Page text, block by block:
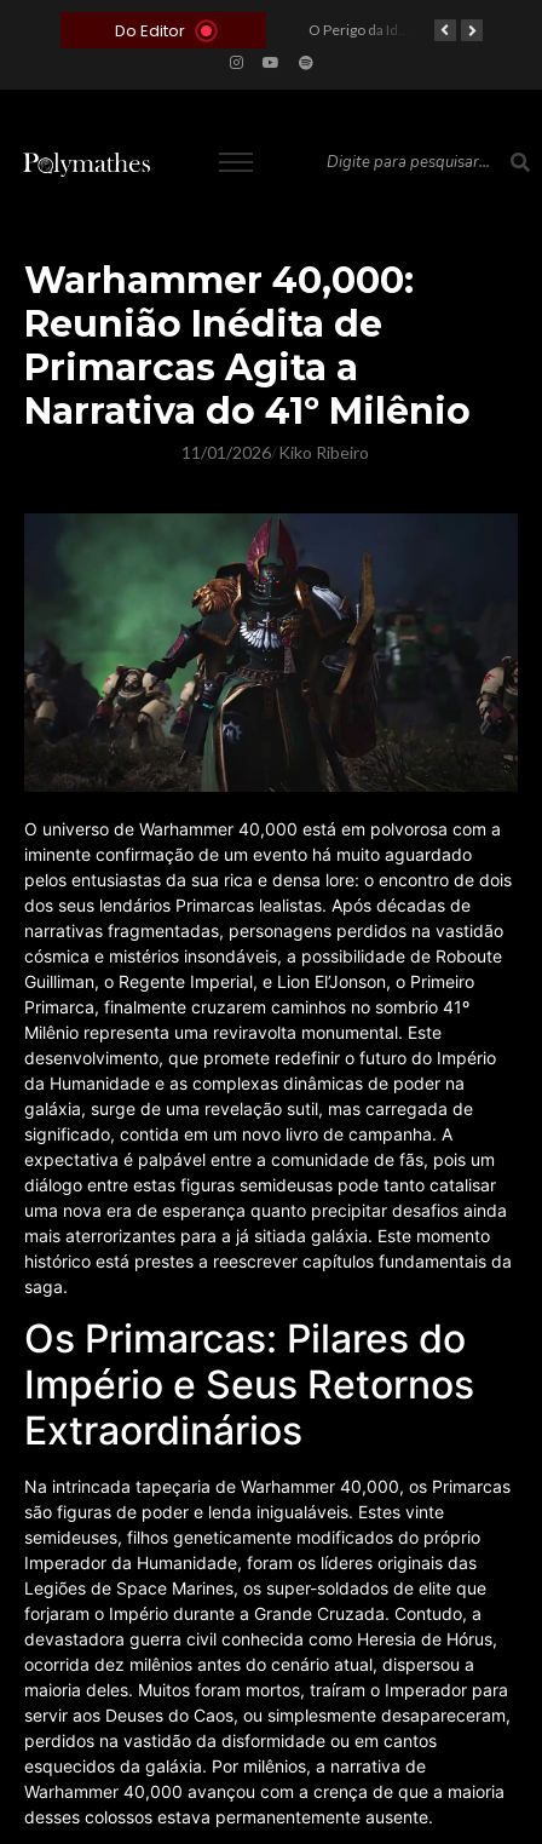
Do Editor O Perigo da Ideologia Desenfreada na Justiça: Quando a Pauta Política Substitui a Pena Criminal
Warhammer 40,000:
Reunião Inédita de
Primarcas Agita a
Narrativa do 41º Milênio
11/01/2026/ Kiko Ribeiro
O universo de Warhammer 40,000 está em polvorosa com a
iminente confirmação de um evento há muito aguardado
pelos entusiastas da sua rica e densa lore: o encontro de dois
dos seus lendários Primarcas lealistas. Após décadas de
narrativas fragmentadas, personagens perdidos na vastidão
cósmica e mistérios insondáveis, a possibilidade de Roboute
Guilliman, o Regente Imperial, e Lion El’Jonson, o Primeiro
Primarca, finalmente cruzarem caminhos no sombrio 41º
Milênio representa uma reviravolta monumental. Este
desenvolvimento, que promete redefinir o futuro do Império
da Humanidade e as complexas dinâmicas de poder na
galáxia, surge de uma revelação sutil, mas carregada de
significado, contida em um novo livro de campanha. A
expectativa é palpável entre a comunidade de fãs, pois um
diálogo entre estas figuras semideusas pode tanto catalisar
uma nova era de esperança quanto precipitar desafios ainda
mais aterrorizantes para a já sitiada galáxia. Este momento
histórico está prestes a reescrever capítulos fundamentais da
saga.
Os Primarcas: Pilares do
Império e Seus Retornos
Extraordinários
Na intrincada tapeçaria de Warhammer 40,000, os Primarcas
são figuras de poder e lenda inigualáveis. Estes vinte
semideuses, filhos geneticamente modificados do próprio
Imperador da Humanidade, foram os líderes originais das
Legiões de Space Marines, os super-soldados de elite que
forjaram o Império durante a Grande Cruzada. Contudo, a
devastadora guerra civil conhecida como Heresia de Hórus,
ocorrida dez milênios antes do cenário atual, dispersou a
maioria deles. Muitos foram mortos, traíram o Imperador para
servir aos Deuses do Caos, ou simplesmente desapareceram,
perdidos na vastidão da disformidade ou em cantos
esquecidos da galáxia. Por milênios, a narrativa de
Warhammer 40,000 avançou com a crença de que a maioria
desses colossos estava permanentemente ausente.